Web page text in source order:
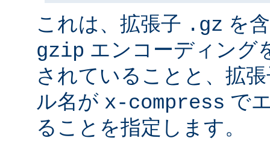
これは、拡張子 .gz を
gzip エンコーディング
されていることと、拡
ル名が x-compress で
ることを指定します。